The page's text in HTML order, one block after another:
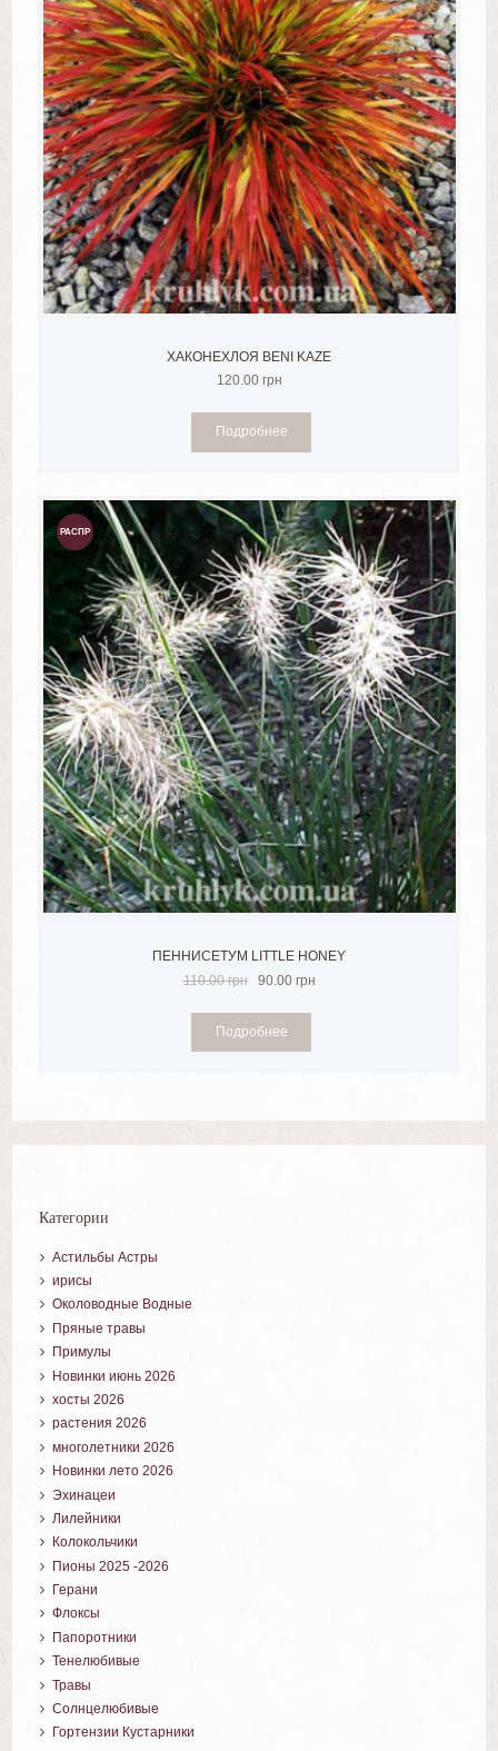
ХАКОНЕХЛОЯ BENI KAZE
120.00 грн
Подробнее
РАСПР
ОДАЖ
ПЕННИСЕТУМ LITTLE HONEY
110.00грн 90.00 грн
Подробнее
Категории
Астильбы Астры
ирисы
Околоводные Водные
Пряные травы
Примулы
Новинки июнь 2026
хосты 2026
растения 2026
многолетники 2026
Новинки лето 2026
Эхинацеи
Лилейники
Колокольчики
Пионы 2025 -2026
Герани
Флоксы
Папоротники
Тенелюбивые
Травы
Солнцелюбивые
Гортензии Кустарники